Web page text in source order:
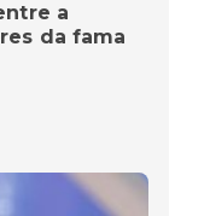
a
da fama